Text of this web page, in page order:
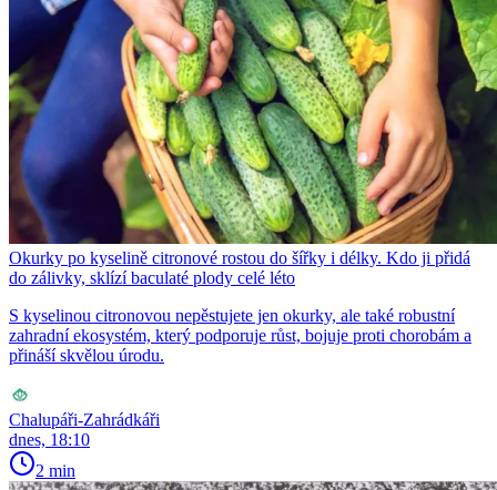
Okurky po kyselině citronové rostou do šířky i délky. Kdo ji přidá
do zálivky, sklízí baculaté plody celé léto
S kyselinou citronovou nepěstujete jen okurky, ale také robustní
zahradní ekosystém, který podporuje růst, bojuje proti chorobám a
přináší skvělou úrodu.
Chalupáři-Zahrádkáři
dnes, 18:10
2 min